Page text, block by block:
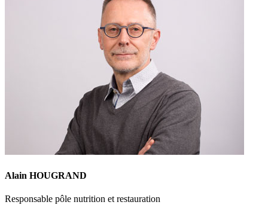
Alain HOUGRAND
Responsable pôle nutrition et restauration